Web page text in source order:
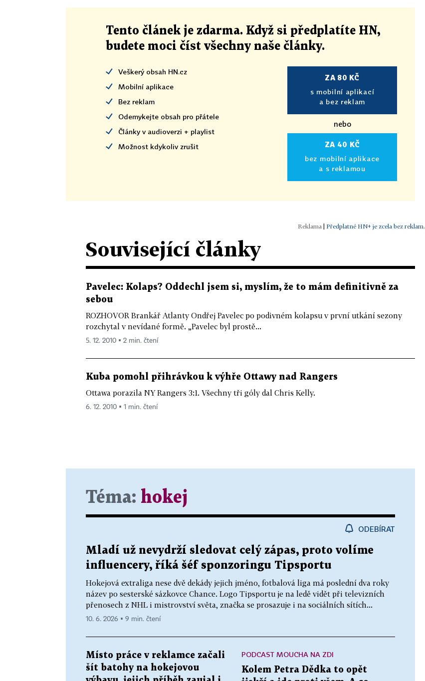
Tento článek je zdarma. Když si předplatíte HN,
budete moci číst všechny naše články.
Veškerý obsah HN.cz
Mobilní aplikace
Bez reklam
Odemykejte obsah pro přátele
Články v audioverzi + playlist
Možnost kdykoliv zrušit
ZA 80 KČ
s mobilní aplikací
a bez reklam
nebo
ZA 40 KČ
bez mobilní aplikace
a s reklamou
Předplatné HN+ je zcela bez reklam.
Související články
Pavelec: Kolaps? Oddechl jsem si, myslím, že to mám definitivně za
sebou
ROZHOVOR Brankář Atlanty Ondřej Pavelec po podivném kolapsu v první utkání sezony
rozchytal v nevídané formě. „Pavelec byl prostě...
5. 12. 2010 ▪ 2 min. čtení
Kuba pomohl přihrávkou k výhře Ottawy nad Rangers
Ottawa porazila NY Rangers 3:1. Všechny tři góly dal Chris Kelly.
6. 12. 2010 ▪ 1 min. čtení
Téma: hokej
ODEBÍRAT
Mladí už nevydrží sledovat celý zápas, proto volíme
influencery, říká šéf sponzoringu Tipsportu
Hokejová extraliga nese dvě dekády jejich jméno, fotbalová liga má poslední dva roky
název po sesterské sázkovce Chance. Logo Tipsportu je na ledě vidět při televizních
přenosech z NHL i mistrovství světa, značka se prosazuje i na sociálních sítích...
10. 6. 2026 ▪ 9 min. čtení
Místo práce v reklamce začali
šít batohy na hokejovou
PODCAST MOUCHA NA ZDI
Kolem Petra Dědka to opět